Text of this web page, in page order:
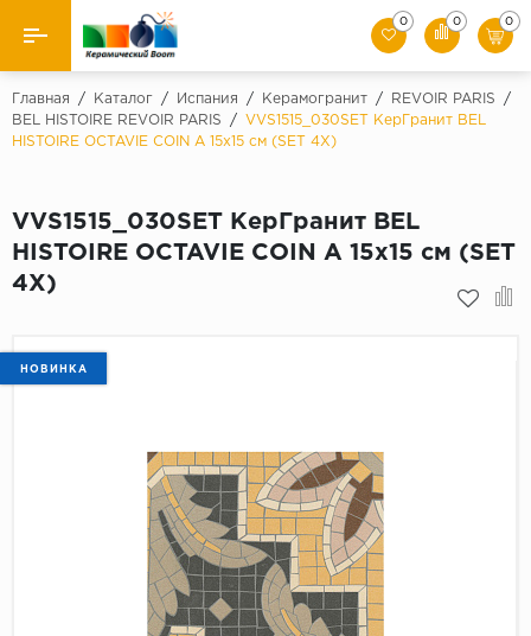
Назад
Производители
Керамогранит
0 0 0
Главная / Каталог / Испания / Керамогранит / REVOIR PARIS
/
BEL HISTOIRE REVOIR PARIS
/
VVS1515_030SET КерГранит BEL
HISTOIRE OCTAVIE COIN A 15x15 см (SET 4X)
VVS1515_030SET КерГранит BEL
HISTOIRE OCTAVIE COIN A 15x15 см (SET
4X)
НОВИНКА